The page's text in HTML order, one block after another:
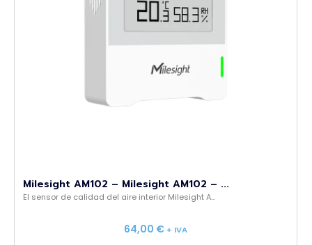
Milesight AM102 – Milesight AM102 – ...
El sensor de calidad del aire interior Milesight A...
64,00 € + IVA